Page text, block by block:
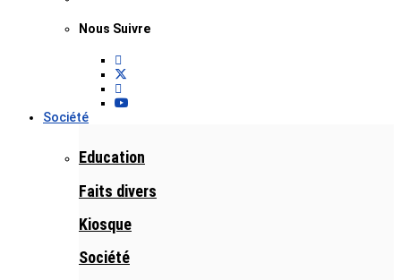
Nous Suivre
Société
Education
Faits divers
Kiosque
Société